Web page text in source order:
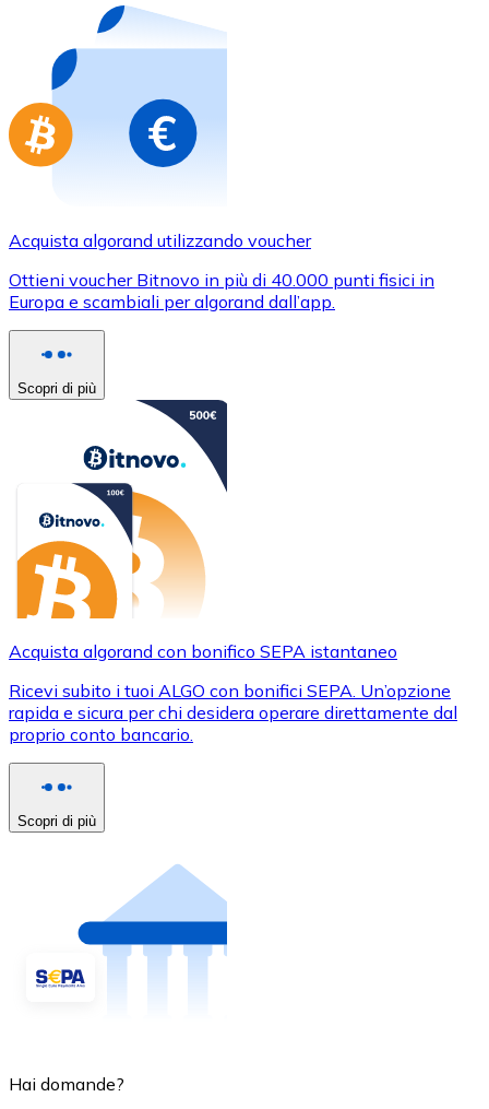
Acquista gift card dei tuoi marchi preferiti con
Vai al negozio di carte regalo
Acquista algorand utilizzando voucher
Ottieni voucher Bitnovo in più di 40.000 punti fisici in
Europa e scambiali per algorand dall’app.
Scopri di più
Acquista algorand con bonifico SEPA istantaneo
Ricevi subito i tuoi ALGO con bonifici SEPA. Un’opzione
rapida e sicura per chi desidera operare direttamente dal
proprio conto bancario.
Scopri di più
Hai domande?